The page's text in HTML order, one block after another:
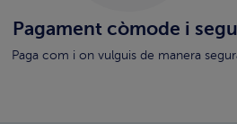
Pagament còmode i
Paga com i on vulguis de manera